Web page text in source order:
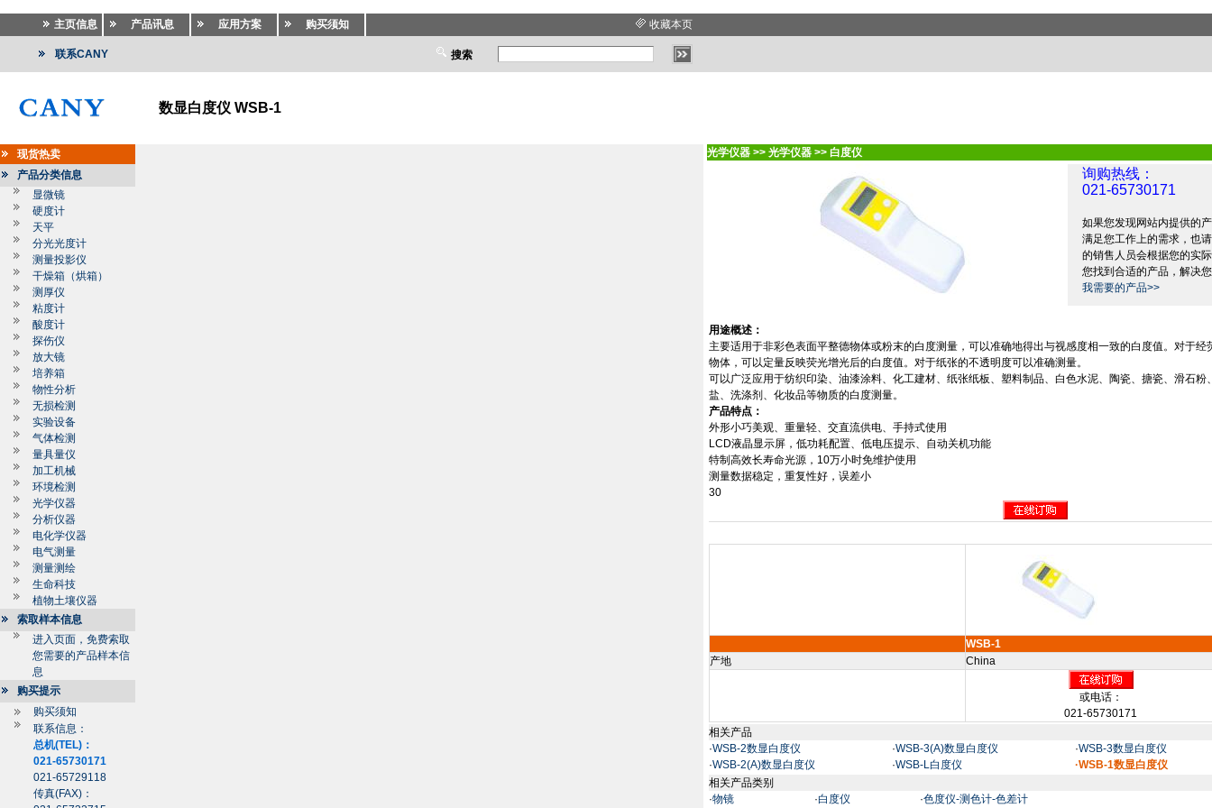
主页信息 产品讯息 应用方案 购买须知 收藏本页
联系CANY 搜索
数显白度仪 WSB-1
现货热卖
产品分类信息
显微镜
硬度计
天平
分光光度计
测量投影仪
干燥箱（烘箱）
测厚仪
粘度计
酸度计
探伤仪
放大镜
培养箱
物性分析
无损检测
实验设备
气体检测
量具量仪
加工机械
环境检测
光学仪器
分析仪器
电化学仪器
电气测量
测量测绘
生命科技
植物土壤仪器
索取样本信息
进入页面，免费索取
您需要的产品样本信
息
购买提示
购买须知
联系信息：
总机(TEL)：
021-65730171
021-65729118
传真(FAX)：
光学仪器 >> 光学仪器 >> 白度仪
询购热线：
021-65730171
如果您发现网站内提供的
满足您工作上的需求，也
的销售人员会根据您的实
您找到合适的产品，解决
我需要的产品>>
用途概述：
主要适用于非彩色表面平整德物体或粉末的白度测量，可以准确地得出与视感度相一致的白度值。对于经
物体，可以定量反映荧光增光后的白度值。对于纸张的不透明度可以准确测量。
可以广泛应用于纺织印染、油漆涂料、化工建材、纸张纸板、塑料制品、白色水泥、陶瓷、搪瓷、滑石粉
盐、洗涤剂、化妆品等物质的白度测量。
产品特点：
外形小巧美观、重量轻、交直流供电、手持式使用
LCD液晶显示屏，低功耗配置、低电压提示、自动关机功能
特制高效长寿命光源， 10万小时免维护使用
测量数据稳定，重复性好，误差小
30
WSB-1
产地
China
或电话：
021-65730171
相关产品
·WSB-2数显白度仪 ·WSB-3(A)数显白度仪 ·WSB-3数显白度仪
·WSB-2(A)数显白度仪 ·WSB-L白度仪
·WSB-1数显白度仪
相关产品类别
·物镜 ·白度仪 ·色度仪-测色计-色差计